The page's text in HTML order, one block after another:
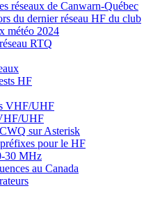
réseaux de Canwarn-Québec
du dernier réseau HF du club
météo 2024
RTQ
HF
VHF/UHF
UHF
sur Asterisk
pour le HF
30 MHz
au Canada